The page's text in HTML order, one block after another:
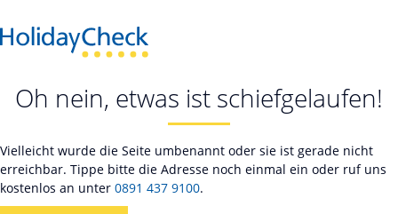
Oh nein, etwas ist schiefgelaufen!
Vielleicht wurde die Seite umbenannt oder sie ist gerade nicht
erreichbar. Tippe bitte die Adresse noch einmal ein oder ruf uns
kostenlos an unter 0891 437 9100.